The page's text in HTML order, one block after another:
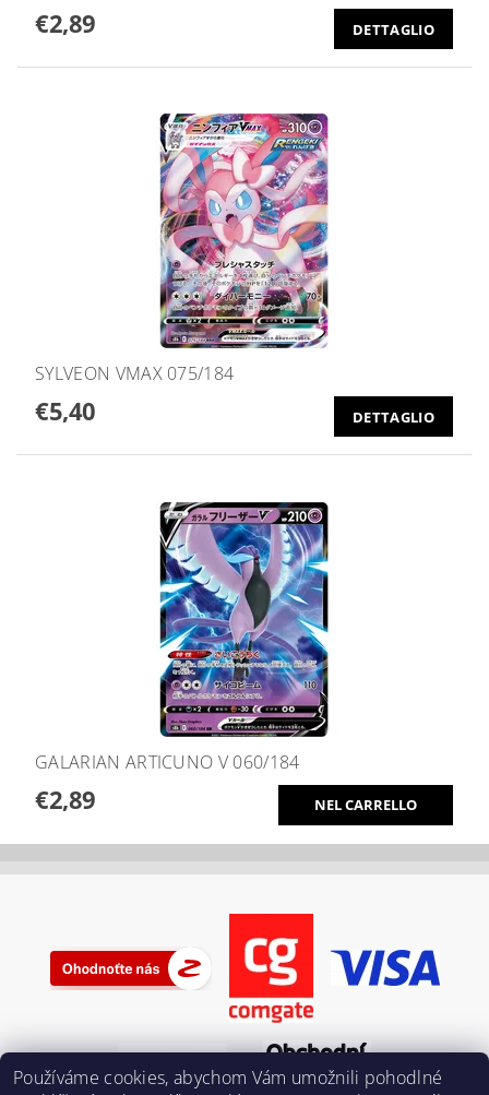
€2,89 DETTAGLIO
SYLVEON VMAX 075/184
€5,40 DETTAGLIO
GALARIAN ARTICUNO V 060/184
€2,89
Používáme cookies, abychom Vám umožnili pohodlné